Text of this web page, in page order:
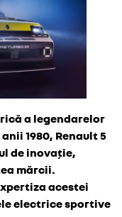
a legendarelor
1980, Renault 5
de inovație,
mărcii.
acestei
electrice sportive